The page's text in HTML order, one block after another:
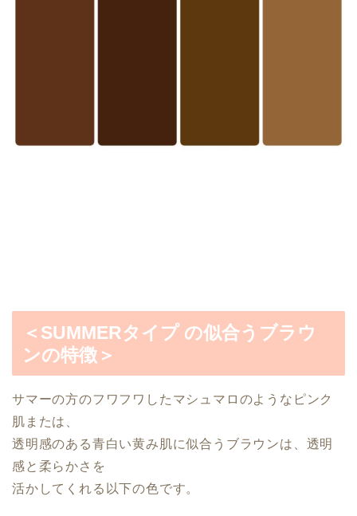
＜SUMMERタイプ の似合うブラウ
ンの特徴＞
サマーの方のフワフワしたマシュマロのようなピンク
肌または、
透明感のある青白い黄み肌に似合うブラウンは、透明
感と柔らかさを
活かしてくれる以下の色です。